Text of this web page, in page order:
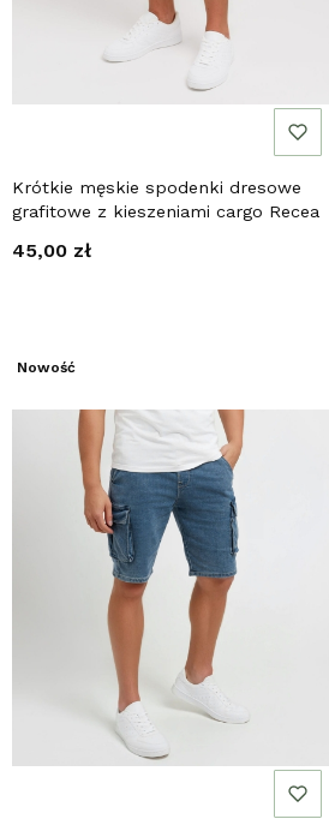
Krótkie męskie spodenki dresowe
grafitowe z kieszeniami cargo Recea
Cena
45,00 zł
Nowość